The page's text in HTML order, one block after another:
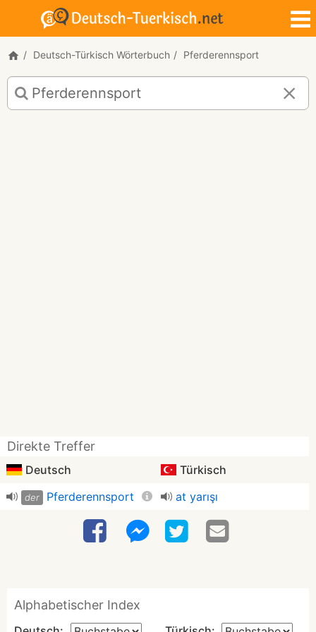
Deutsch-Türkisch Wörterbuch Pferderennsport
Deutsch-
Türkisch
Übersetzung
Direkte Treffer
Deutsch Türkisch
der Pferderennsport at yarışı
Alphabetischer Index